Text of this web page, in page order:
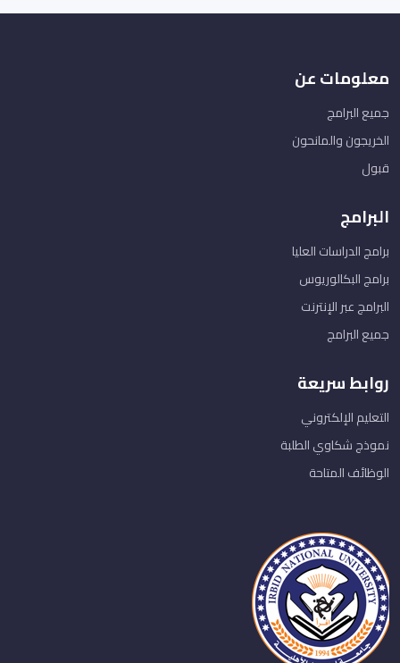
معلومات عن
جميع البرامج
الخريجون والمانحون
قبول
البرامج
برامج الدراسات العليا
برامج البكالوريوس
البرامج عبر الإنترنت
جميع البرامج
روابط سريعة
التعليم الإلكتروني
نموذج شكاوي الطلبة
الوظائف المتاحة